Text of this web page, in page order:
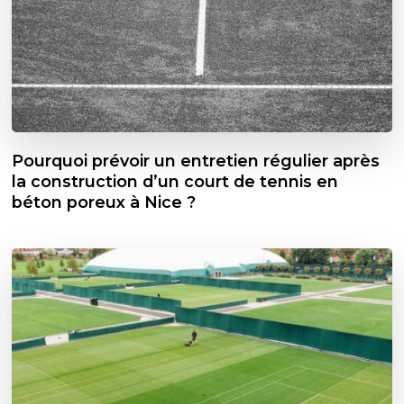
Pourquoi prévoir un entretien régulier après
la construction d’un court de tennis en
béton poreux à Nice ?